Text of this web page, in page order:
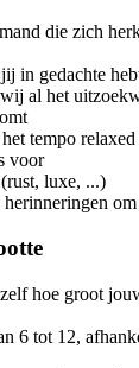
die zich
in gedachte
al het
tempo relaxed
voor
luxe, ...)
hoe groot
6 tot 12,